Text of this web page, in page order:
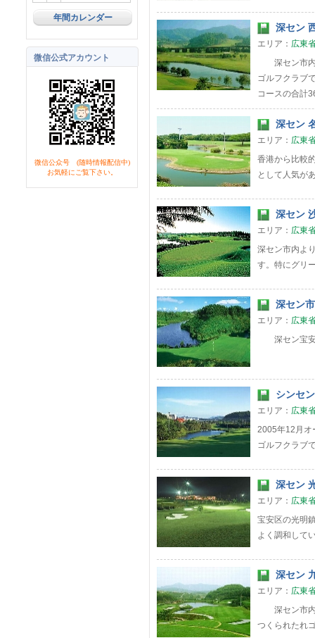
年間カレンダー
微信公式アカウント
微信公众号 (随時情報配信中)
お気軽にご覧下さい。
深セン
エリア： 広東
深セン市内
ゴルフクラブ
コースの合計
深セン
エリア： 広東
香港から比較
として人気が
深セン
エリア： 広東
深セン市内よ
す。特にグリ
深セン
エリア： 広東
深セン宝安
シンセ
エリア： 広東
2005年12月オ
ゴルフクラブ
深セン
エリア： 広東
宝安区の光明
よく調和して
深セン
エリア： 広東
深セン市内
つくられたれ